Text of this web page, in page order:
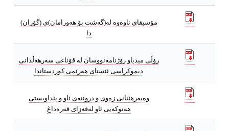
مۆسیقای ناوه‌وه‌ له‌(گه‌شت بۆ هه‌ورامان)ی (گۆران)
دا
رۆڵى میدیاو رۆژنامه‌نووسان له‌ قۆناغى سه‌رهه‌ڵدانى
دیموكراسى ئێستاى هه‌رێمى كوردستاندا
وه‌به‌رهێنانى زه‌وى و دروێنه‌ى ئاو و پێداویستى
هه‌نوكه‌یی ئاو له‌قه‌زاى قه‌ره‌داغ